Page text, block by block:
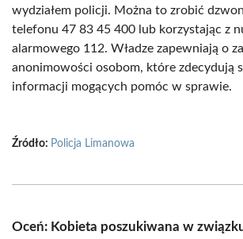
wydziałem policji. Można to zrobić
telefonu 47 83 45 400 lub korzystając z
alarmowego 112. Władze zapewniają o
anonimowości osobom, które zdecydują
informacji mogących pomóc w sprawie.
Źródło: Policja Limanowa
Oceń: Kobieta poszukiwana w